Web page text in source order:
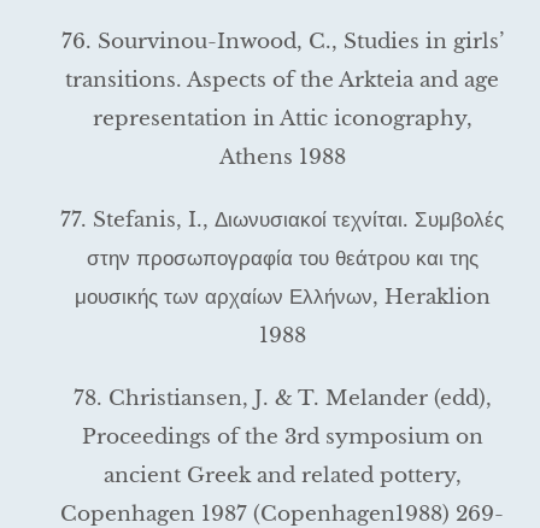
76. Sourvinou-Inwood, C., Studies in girls’
transitions. Aspects of the Arkteia and age
representation in Attic iconography,
Athens 1988
77. Stefanis, I., Διωνυσιακοί τεχνίται. Συμβολές
στην προσωπογραφία του θεάτρου και της
μουσικής των αρχαίων Ελλήνων, Heraklion
1988
78. Christiansen, J. & T. Melander (edd),
Proceedings of the 3rd symposium on
ancient Greek and related pottery,
Copenhagen 1987 (Copenhagen1988) 269-